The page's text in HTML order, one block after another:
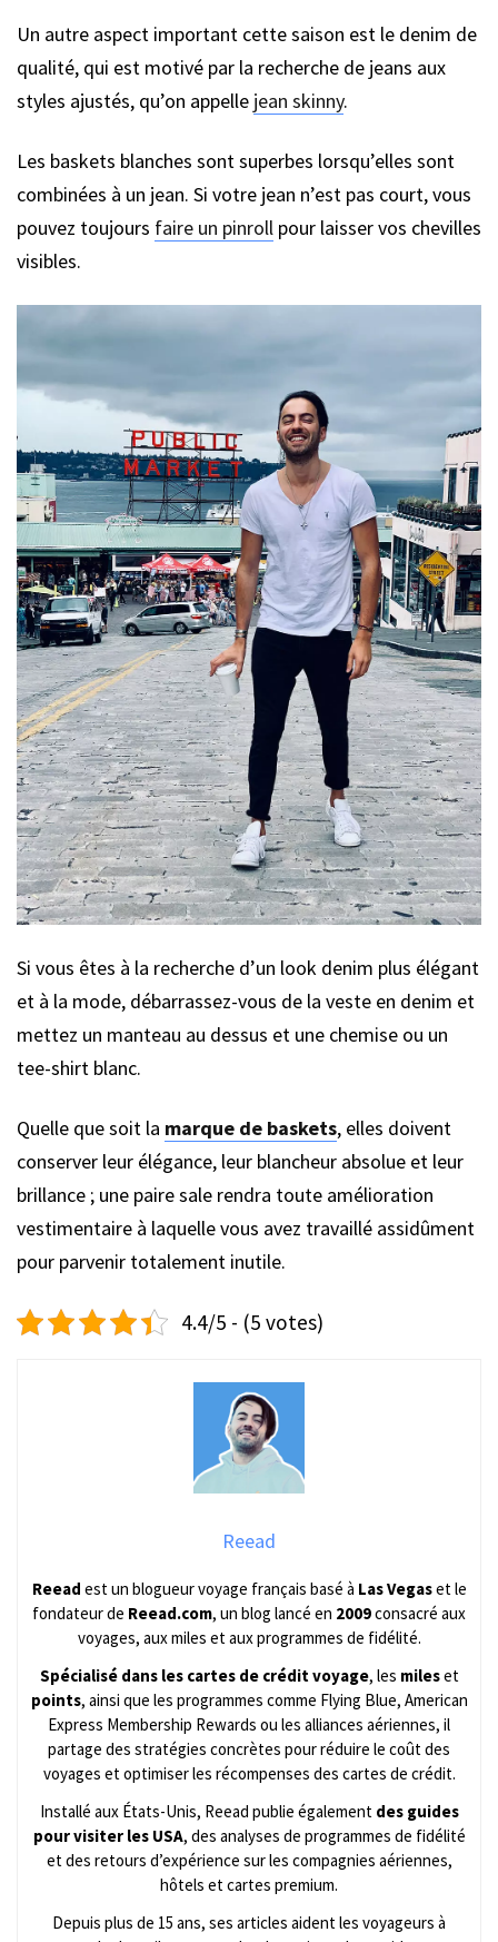
Un autre aspect important cette saison est le denim de
qualité, qui est motivé par la recherche de jeans aux
styles ajustés, qu’on appelle jean skinny.
Les baskets blanches sont superbes lorsqu’elles sont
combinées à un jean. Si votre jean n’est pas court, vous
pouvez toujours faire un pinroll pour laisser vos chevilles
visibles.
Si vous êtes à la recherche d’un look denim plus élégant
et à la mode, débarrassez-vous de la veste en denim et
mettez un manteau au dessus et une chemise ou un
tee-shirt blanc.
Quelle que soit la marque de baskets, elles doivent
conserver leur élégance, leur blancheur absolue et leur
brillance ; une paire sale rendra toute amélioration
vestimentaire à laquelle vous avez travaillé assidûment
pour parvenir totalement inutile.
4.4/5 - (5 votes)
Reead
Reead est un blogueur voyage français basé à Las Vegaset le
fondateur de Reead.com, un blog lancé en 2009consacré aux
voyages, aux miles et aux programmes de fidélité.
Spécialisé dans les cartes de crédit voyage, les mileset
points, ainsi que les programmes comme Flying Blue, American
Express Membership Rewards ou les alliances aériennes, il
partage des stratégies concrètes pour réduire le coût des
voyages et optimiser les récompenses des cartes de crédit.
Installé aux États-Unis, Reead publie également des guides
pour visiter les USA, des analyses de programmes de fidélité
et des retours d’expérience sur les compagnies aériennes,
hôtels et cartes premium.
Depuis plus de 15 ans, ses articles aident les voyageurs à